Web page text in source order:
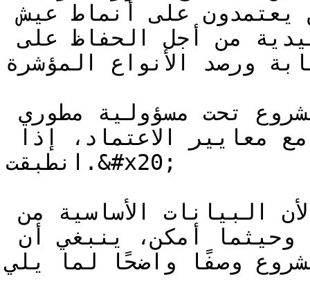
للنظام البيئي، ونشر موظفين يعتمدون على أنماط عيش
الصيد وجمع الثمار التقليدية من أجل الحفاظ على
ورصد الأنواع المؤشرة.
انطبقت.&#x20;
جرى تبسيط خطط التنفيذ عمدًا، لأن البيانات الأساسية من
وصفًا واضحًا لما يلي: